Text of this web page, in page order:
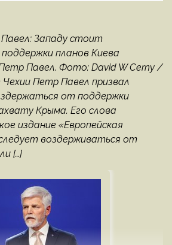
Западу стоит
планов Киева
Павел. Фото: David W Cerny /
Чехии Петр Павел призвал
от поддержки
Крыма. Его слова
издание «Европейская
воздерживаться от
[…]